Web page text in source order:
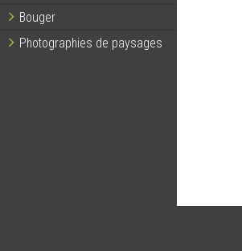
Bouger
Photographies de paysages